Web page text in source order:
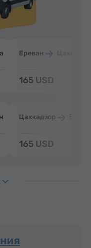
Ереван
165 USD
Цахкадзор
165 USD